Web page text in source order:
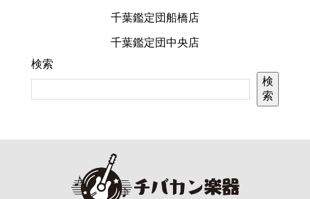
千葉鑑定団船橋店
千葉鑑定団中央店
検索
検
索